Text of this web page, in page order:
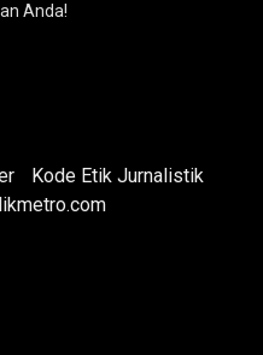
Anda!
Kode Etik Jurnalistik